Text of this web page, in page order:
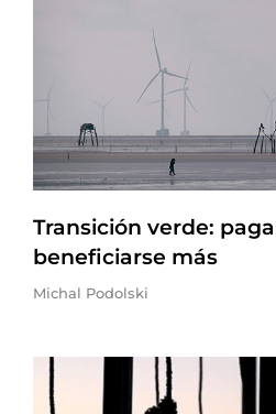
Transición verde:
beneficiarse más
Michal Podolski